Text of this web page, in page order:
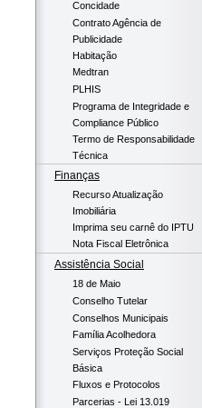
Concidade
Contrato Agência de
Publicidade
Habitação
Medtran
PLHIS
Programa de Integridade e
Compliance Público
Termo de Responsabilidade
Técnica
Finanças
Recurso Atualização
Imobiliária
Imprima seu carnê do IPTU
Nota Fiscal Eletrônica
Assistência Social
18 de Maio
Conselho Tutelar
Conselhos Municipais
Família Acolhedora
Serviços Proteção Social
Básica
Fluxos e Protocolos
Parcerias - Lei 13.019